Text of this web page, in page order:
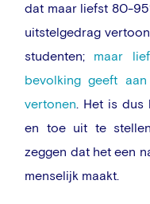
dat maar liefst 80-
uitstelgedrag
studenten; maar
bevolking geeft
vertonen. Het is dus
en toe uit te
zeggen dat het een
menselijk maakt.